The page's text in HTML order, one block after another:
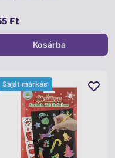
Ft
Kosárba
Saját márkás